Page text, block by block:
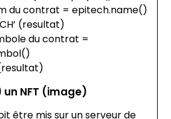
du contrat = epitech.name()
(resultat)
du contrat =
(resultat)
NFT (image)
être mis sur un serveur de